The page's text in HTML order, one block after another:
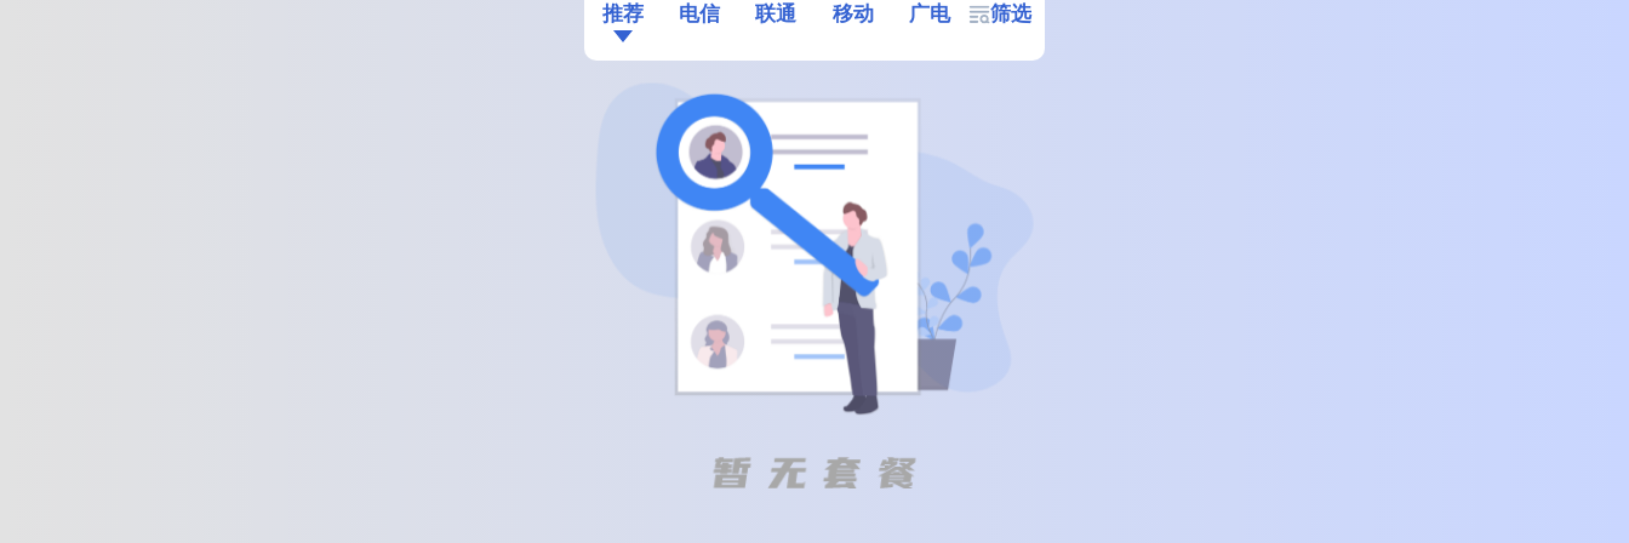
推荐 电信 联通 移动 广电 筛选